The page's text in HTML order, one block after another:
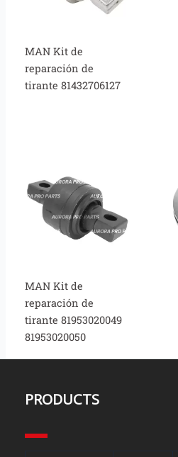
MAN Kit de
reparación de
tirante 81432706127
MAN Kit de
reparación de
tirante 81953020049
81953020050
PRODUCTS